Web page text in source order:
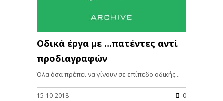
Οδικά έργα με …πατέντες αντί
προδιαγραφών
Όλα όσα πρέπει να γίνουν σε επίπεδο οδικής...
15-10-2018 0